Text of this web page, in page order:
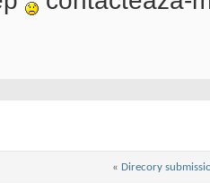
« Direcory